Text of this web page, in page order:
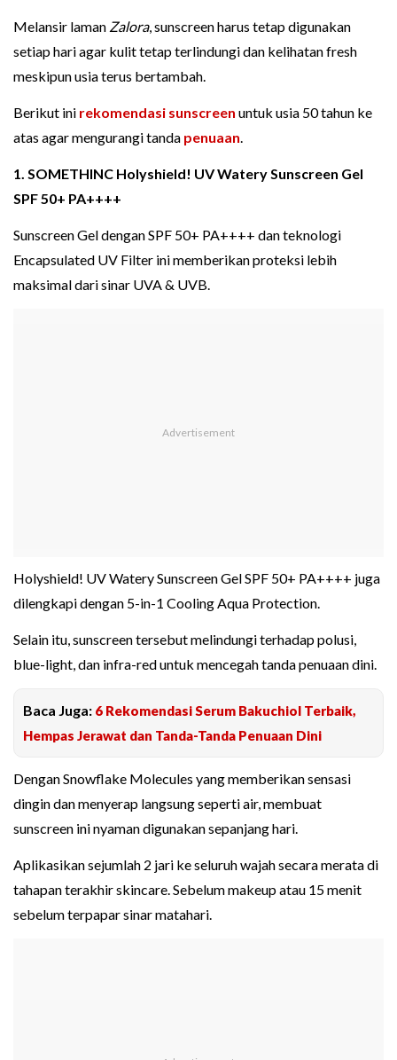
Melansir laman Zalora, sunscreen harus tetap digunakan
setiap hari agar kulit tetap terlindungi dan kelihatan fresh
meskipun usia terus bertambah.
Berikut ini rekomendasi sunscreen untuk usia 50 tahun ke
atas agar mengurangi tanda penuaan.
1. SOMETHINC Holyshield! UV Watery Sunscreen Gel
SPF 50+ PA++++
Sunscreen Gel dengan SPF 50+ PA++++ dan teknologi
Encapsulated UV Filter ini memberikan proteksi lebih
maksimal dari sinar UVA & UVB.
Holyshield! UV Watery Sunscreen Gel SPF 50+ PA++++ juga
dilengkapi dengan 5-in-1 Cooling Aqua Protection.
Selain itu, sunscreen tersebut melindungi terhadap polusi,
blue-light, dan infra-red untuk mencegah tanda penuaan dini.
Baca Juga: 6 Rekomendasi Serum Bakuchiol Terbaik,
Hempas Jerawat dan Tanda-Tanda Penuaan Dini
Dengan Snowflake Molecules yang memberikan sensasi
dingin dan menyerap langsung seperti air, membuat
sunscreen ini nyaman digunakan sepanjang hari.
Aplikasikan sejumlah 2 jari ke seluruh wajah secara merata di
tahapan terakhir skincare. Sebelum makeup atau 15 menit
sebelum terpapar sinar matahari.